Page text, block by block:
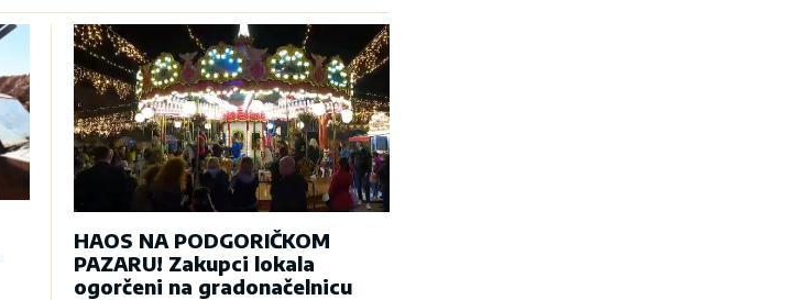
HAOS NA PODGORIČKOM
PAZARU! Zakupci lokala
ogorčeni na gradonačelnicu